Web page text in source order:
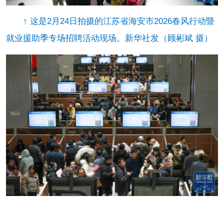
↑ 这是2月24日拍摄的江苏省海安市2026春风行动暨
就业援助季专场招聘活动现场。新华社发（顾彬斌 摄）